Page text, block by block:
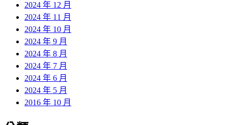
2024 年 12 月
2024 年 11 月
2024 年 10 月
2024 年 9 月
2024 年 8 月
2024 年 7 月
2024 年 6 月
2024 年 5 月
2016 年 10 月